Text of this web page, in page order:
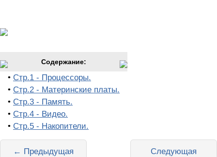
Содержание:
• Стр.1 - Процессоры.
• Стр.2 - Материнские платы.
• Стр.3 - Память.
• Стр.4 - Видео.
• Стр.5 - Накопители.
Следующая
← Предыдущая